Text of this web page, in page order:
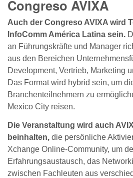
Congreso AVIXA
Auch der Congreso AVIXA wird
InfoComm América Latina sein.
an Führungskräfte und Manager
aus den Bereichen
Development, Vertrieb, Marketing
Das Format wird hybrid sein, um
Branchenteilnehmern zu
Mexico City reisen.
Die Veranstaltung wird auch
beinhalten, die persönliche
Xchange Online-Community, um
Erfahrungsaustausch, das
zwischen Fachleuten aus